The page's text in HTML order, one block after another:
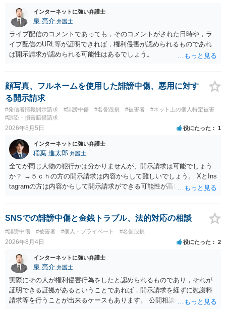
インターネットに強い弁護士
泉 亮介 弁護士
ライブ配信のコメントであっても，そのコメントがされた日時や，ラ
イブ配信のURL等が証明できれば，権利侵害が認められるものであれ
ば開示請求が認められる可能性はあるでしょう。
顔写真、フルネームを使用した誹謗中傷、悪用に対す
る開示請求
#発信者情報開示請求 #誹謗中傷 #名誉毀損 #被害者
#ネット上の個人特定被害
#訴訟・損害賠償請求
2026年8月5日 役にたった 1
インターネットに強い弁護士
稲葉 進太郎 弁護士
全てが同じ人物の犯行かは分かりませんが、開示請求は可能でしょう
か？ →５ｃｈの方の開示請求は内容からして難しいでしょう。 XとIns
tagramの方は内容からして開示請求ができる可能性が高いでしょう。
いでしょう。７月中にアカウントが削除されている場合、今から進め
ても失敗する可能性が高いように思われます。 相手を特定できた場
合、相手に全ての弁護士費用を負担させることは可能でしょうか？ →
訴訟外の交渉で相手方が認めれば負担させることができるでしょう。
訴訟で判決となった場合は、実際の弁護士費用が認められる場合と認
められない場合があり何ともいえないところでしょう。
SNSでの誹謗中傷と金銭トラブル、法的対応の相談
#誹謗中傷 #被害者 #個人・プライベート #名誉毀損
2026年8月4日 役にたった 2
インターネットに強い弁護士
泉 亮介 弁護士
実際にその人が権利侵害行為をしたと認められるものであり，それが
証明できる証拠があるということであれば，開示請求を経ずに慰謝料
請求等を行うことが出来るケースもあります。 公開相談の場では回答